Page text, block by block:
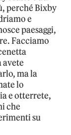
perché Bixby
e
paesaggi,
Facciamo
avete
ma la
lo
e otterrete,
che
su